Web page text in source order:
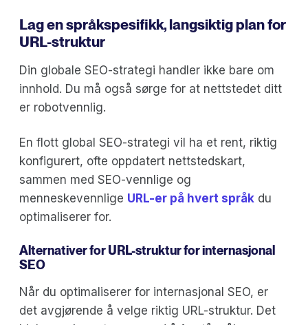
Lag en språkspesifikk, langsiktig plan for
URL-struktur
Din globale SEO-strategi handler ikke bare om
innhold. Du må også sørge for at nettstedet ditt
er robotvennlig.
En flott global SEO-strategi vil ha et rent, riktig
konfigurert, ofte oppdatert nettstedskart,
sammen med SEO-vennlige og
menneskevennlige URL-er på hvert språk du
optimaliserer for.
Alternativer for URL-struktur for internasjonal
SEO
Når du optimaliserer for internasjonal SEO, er
det avgjørende å velge riktig URL-struktur. Det